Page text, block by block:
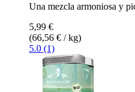
Una mezcla armoniosa y
5,99 €
(66,56 € / kg)
5.0 (1)